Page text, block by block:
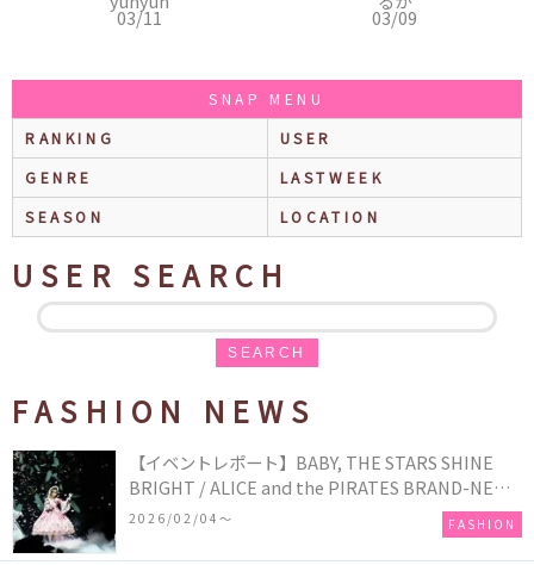
SNAP MENU
RANKING
USER
GENRE
LASTWEEK
SEASON
LOCATION
USER SEARCH
SEARCH
FASHION NEWS
【イベントレポート】BABY, THE STARS SHINE
BRIGHT / ALICE and the PIRATES BRAND-NEW
COLLECTION in TOKYO
2026/02/04〜 FASHION